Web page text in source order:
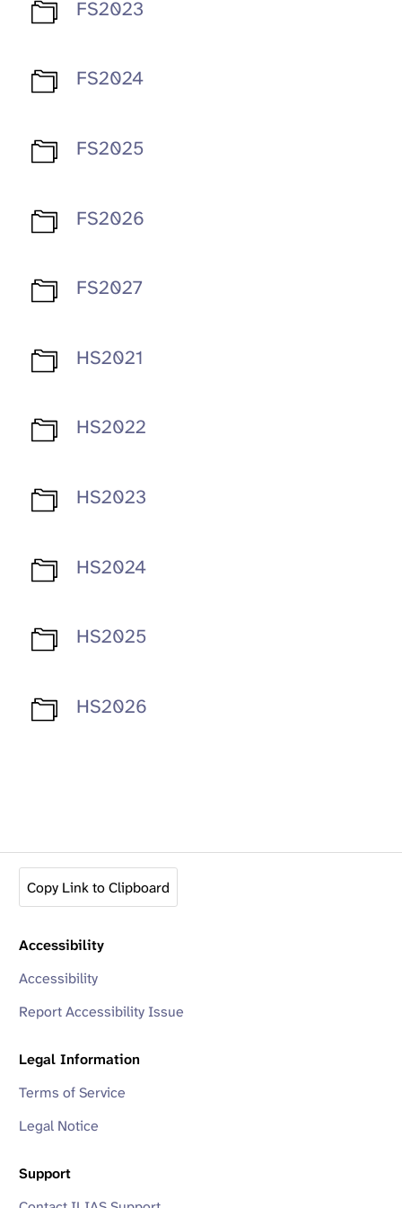
FS2023
FS2024
FS2025
FS2026
FS2027
HS2021
HS2022
HS2023
HS2024
HS2025
HS2026
Copy Link to Clipboard
Accessibility
Accessibility
Report Accessibility Issue
Legal Information
Terms of Service
Legal Notice
Support